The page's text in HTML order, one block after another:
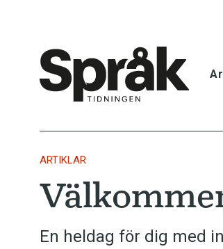
ARTIKLAR
En heldag för dig med